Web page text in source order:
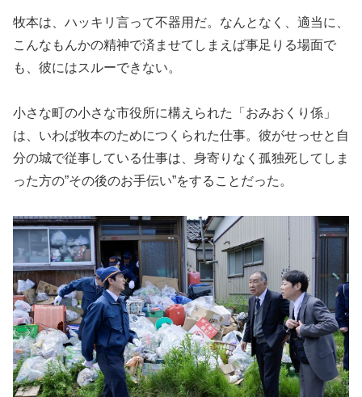
牧本は、ハッキリ言って不器用だ。なんとなく、適当に、
こんなもんかの精神で済ませてしまえば事足りる場面で
も、彼にはスルーできない。
小さな町の小さな市役所に構えられた「おみおくり係」
は、いわば牧本のためにつくられた仕事。彼がせっせと自
分の城で従事している仕事は、身寄りなく孤独死してしま
った方の”その後のお手伝い”をすることだった。